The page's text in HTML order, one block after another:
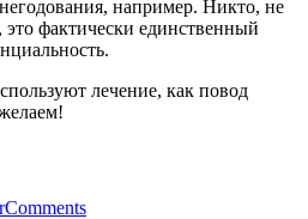
например. Никто, не
это фактически единственный
лечение, как повод